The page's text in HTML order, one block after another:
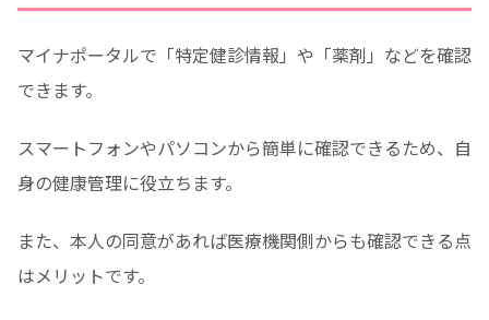
マイナポータルで「特定健診情報」や「薬剤」などを確認
できます。
スマートフォンやパソコンから簡単に確認できるため、自
身の健康管理に役立ちます。
また、本人の同意があれば医療機関側からも確認できる点
はメリットです。